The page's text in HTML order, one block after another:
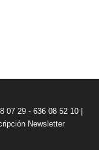
07 29 - 636 08 52 10 |
Newsletter